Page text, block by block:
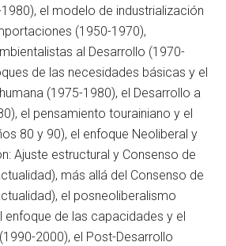
el modelo de industrialización
(1950-1970),
al Desarrollo (1970-
de las necesidades básicas y el
(1975-1980), el Desarrollo a
el pensamiento tourainiano y el
80 y 90), el enfoque Neoliberal y
Ajuste estructural y Consenso de
más allá del Consenso de
el posneoliberalismo
enfoque de las capacidades y el
2000), el Post-Desarrollo